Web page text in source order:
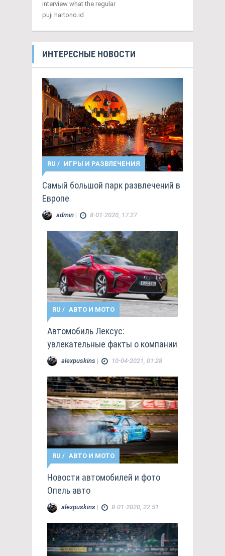
interview what the regular
puji hartono.id
ИНТЕРЕСНЫЕ НОВОСТИ
RU / ИГРЫ И РАЗВЛЕЧЕНИЯ
Самый большой парк развлечений в
Европе
admin | 8-01-2020, 17:27
RU / АВТО И МОТО
Автомобиль Лексус:
увлекательные факты о компании
alexpuskins | 10-04-2021, 01:28
RU / АВТО И МОТО
Новости автомобилей и фото
Опель авто
alexpuskins | 8-01-2020, 22:51